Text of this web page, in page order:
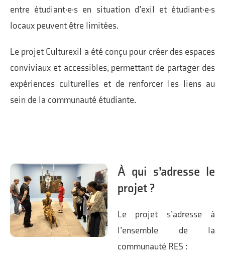
entre étudiant·e·s en situation d’exil et étudiant·e·s
locaux peuvent être limitées.
Le projet Culturexil a été conçu pour créer des espaces
conviviaux et accessibles, permettant de partager des
expériences culturelles et de renforcer les liens au
sein de la communauté étudiante.
À qui s’adresse le
projet ?
Le projet s’adresse à
l’ensemble de la
communauté RES :